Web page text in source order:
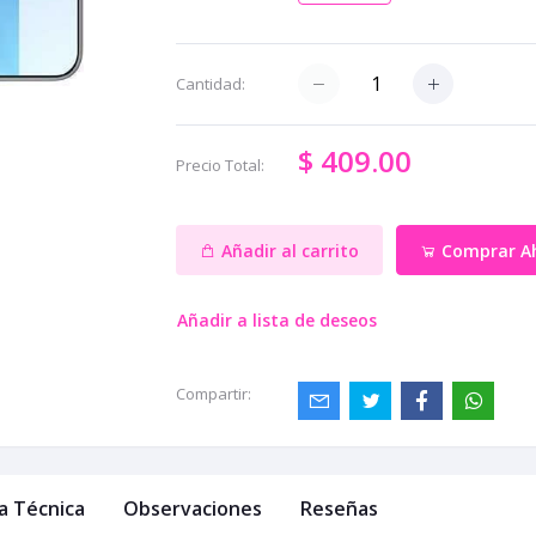
Cantidad:
Precio Total: $ 409.00
Añadir al carrito Comprar
Añadir a lista de deseos
Compartir:
Técnica Observaciones Reseñas